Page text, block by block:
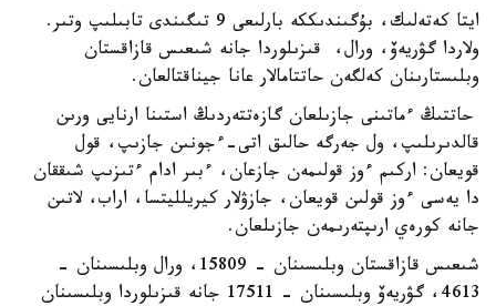
ايتا كەتەلىك، بۇگىندىككە بارلىعى 9 تىگىندى تابىلىپ وتىر.
ولاردا گۋريەۆ، ورال، قىزىلوردا جانە شىعىس قازاقستان
وبلىستارىنان كەلگەن حاتتامالار عانا جيناقتالعان.
حاتتىڭ ءماتىنى جازىلعان گازەتتەردىڭ استىنا ارنايى ورىن
قالدىرىلىپ، ول جەرگە حالىق اتى-ءجونىن جازىپ، قول
قويعان: اركىم ءوز قولىمەن جازعان، ءبىر ادام ءتىزىپ شىققان
دا يەسى ءوز قولىن قويعان، جازۋلار كيريلليتسا، اراب، لاتىن
جانە كورەي ارىپتەرىمەن جازىلعان.
شىعىس قازاقستان وبلىسىنان - 15809، ورال وبلىسىنان -
4613، گۋريەۆ وبلىسىنان - 17511 جانە قىزىلوردا وبلىسىنان